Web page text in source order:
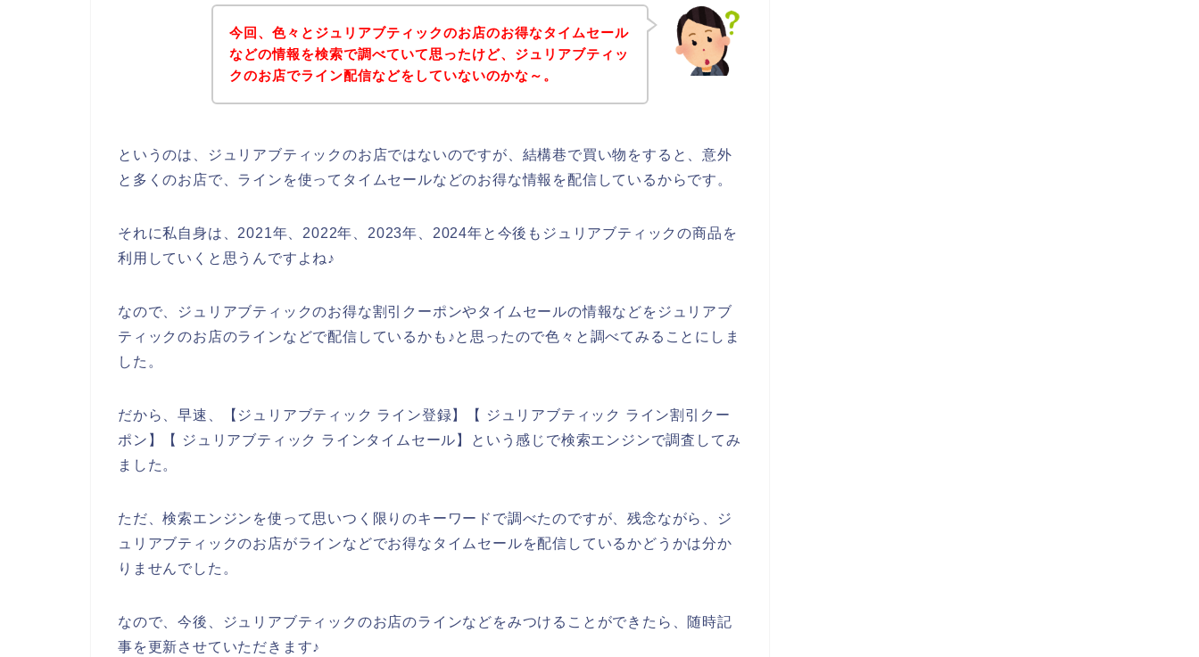
今回、色々とジュリアブティックのお店のお得なタイムセール
などの情報を検索で調べていて思ったけど、ジュリアブティッ
クのお店でライン配信などをしていないのかな～。
というのは、ジュリアブティックのお店ではないのですが、結構巷で買い物をすると、意外
と多くのお店で、ラインを使ってタイムセールなどのお得な情報を配信しているからです。
それに私自身は、2021年、2022年、2023年、2024年と今後もジュリアブティックの商品を
利用していくと思うんですよね♪
なので、ジュリアブティックのお得な割引クーポンやタイムセールの情報などをジュリアブ
ティックのお店のラインなどで配信しているかも♪と思ったので色々と調べてみることにしま
した。
だから、早速、【ジュリアブティック ライン登録】【 ジュリアブティック ライン割引クー
ポン】【 ジュリアブティック ラインタイムセール】という感じで検索エンジンで調査してみ
ました。
ただ、検索エンジンを使って思いつく限りのキーワードで調べたのですが、残念ながら、ジ
ュリアブティックのお店がラインなどでお得なタイムセールを配信しているかどうかは分か
りませんでした。
なので、今後、ジュリアブティックのお店のラインなどをみつけることができたら、随時記
事を更新させていただきます♪